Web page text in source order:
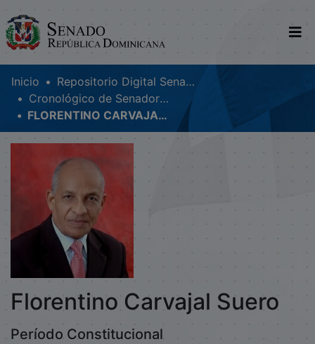
Comunidades
Glosario
Nosotros
Inicio
Repositorio Digital SenadoRD
Cronológico de Senadores
FLORENTINO CARVAJAL SUERO
Florentino Carvajal Suero
Período Constitucional